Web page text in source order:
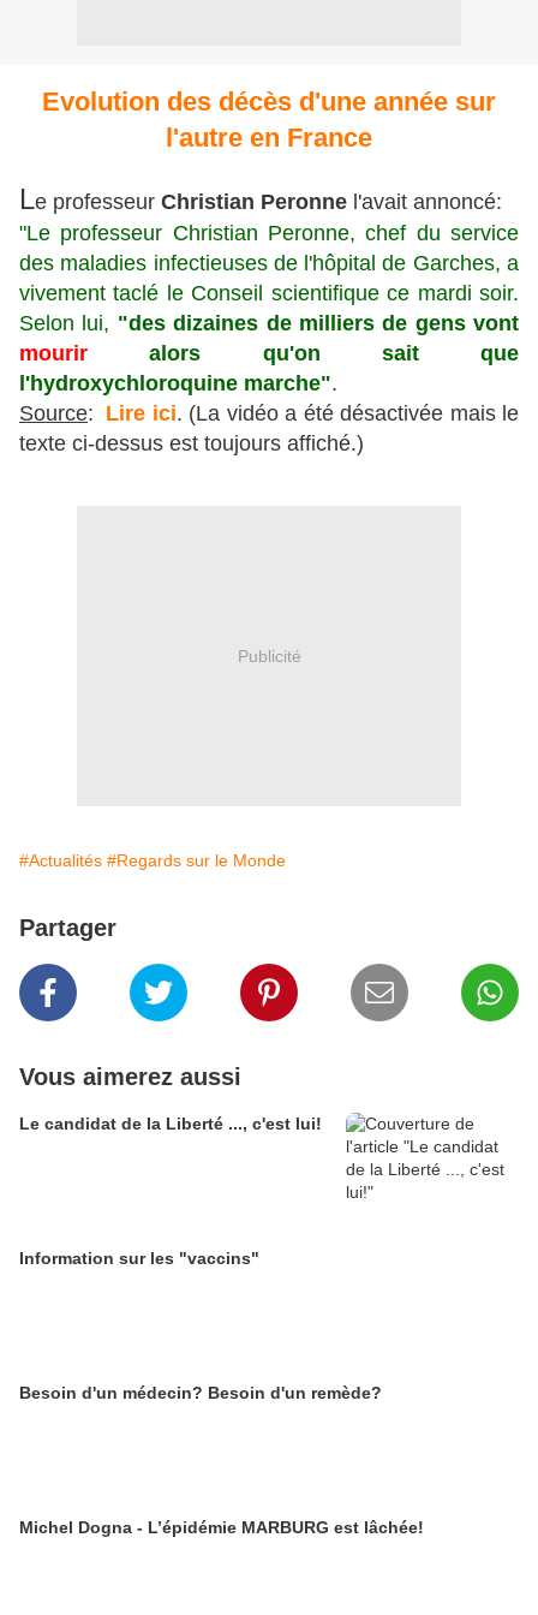
Evolution des décès d'une année sur
l'autre en France
Le professeur Christian Peronne l'avait annoncé:
"Le professeur Christian Peronne, chef du service
des maladies infectieuses de l'hôpital de Garches, a
vivement taclé le Conseil scientifique ce mardi soir.
Selon lui, "des dizaines de milliers de gens vont
mourir alors qu'on sait que
l'hydroxychloroquine marche".
Source: Lire ici. (La vidéo a été désactivée mais le
texte ci-dessus est toujours affiché.)
Publicité
#Actualités #Regards sur le Monde
Partager
Vous aimerez aussi
Le candidat de la Liberté ..., c'est lui!
Information sur les "vaccins"
Besoin d'un médecin? Besoin d'un remède?
Michel Dogna - L’épidémie MARBURG est lâchée!